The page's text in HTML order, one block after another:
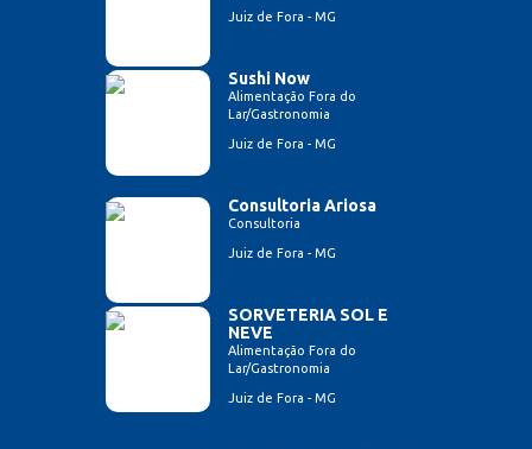
Juiz de Fora - MG
Sushi Now
Alimentação Fora do
Lar/Gastronomia
Juiz de Fora - MG
Consultoria Ariosa
Consultoria
Juiz de Fora - MG
SORVETERIA SOL E
NEVE
Alimentação Fora do
Lar/Gastronomia
Juiz de Fora - MG